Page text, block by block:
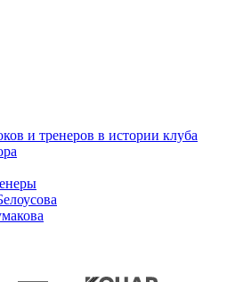
и тренеров в истории клуба